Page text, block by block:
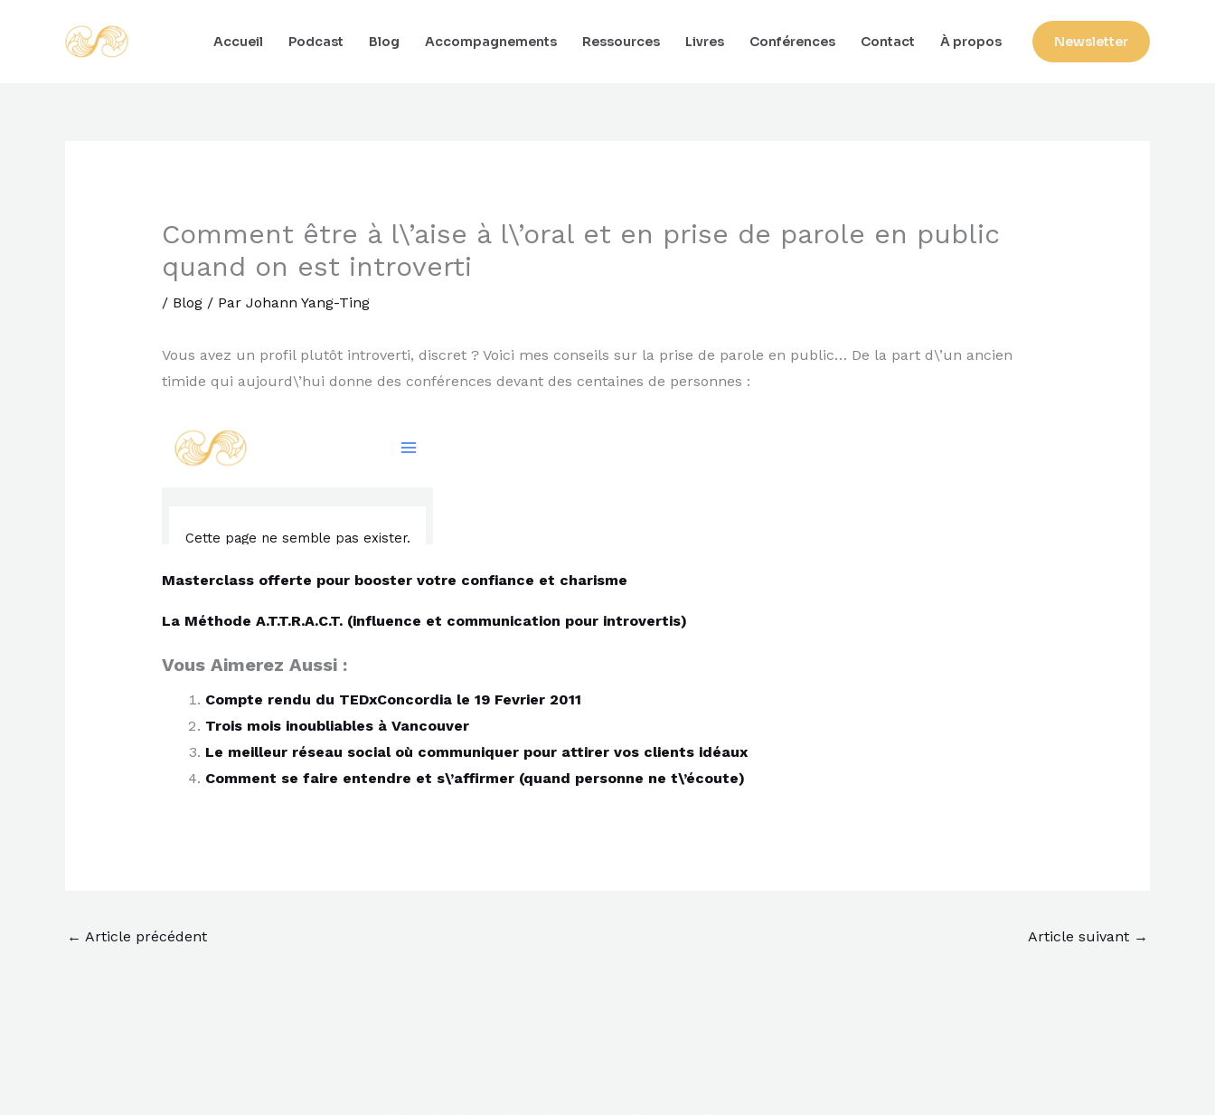
Accueil Podcast Blog Accompagnements Ressources Livres Conférences Contact À propos Newsletter
Comment être à l\’aise à l\’oral et en prise de parole en public
quand on est introverti
/ Blog/ Par Johann Yang-Ting
Vous avez un profil plutôt introverti, discret ? Voici mes conseils sur la prise de parole en public… De la part d\’un ancien
timide qui aujourd\’hui donne des conférences devant des centaines de personnes :
Masterclass offerte pour booster votre confiance et charisme
La Méthode A.T.T.R.A.C.T. (influence et communication pour introvertis)
Vous Aimerez Aussi :
Compte rendu du TEDxConcordia le 19 Fevrier 2011
Trois mois inoubliables à Vancouver
Le meilleur réseau social où communiquer pour attirer vos clients idéaux
Comment se faire entendre et s\’affirmer (quand personne ne t\’écoute)
← Article précédent Article suivant →